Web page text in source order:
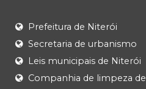
Prefeitura de Niterói
Secretaria de urbanismo
Leis municipais de Niterói
Companhia de limpeza